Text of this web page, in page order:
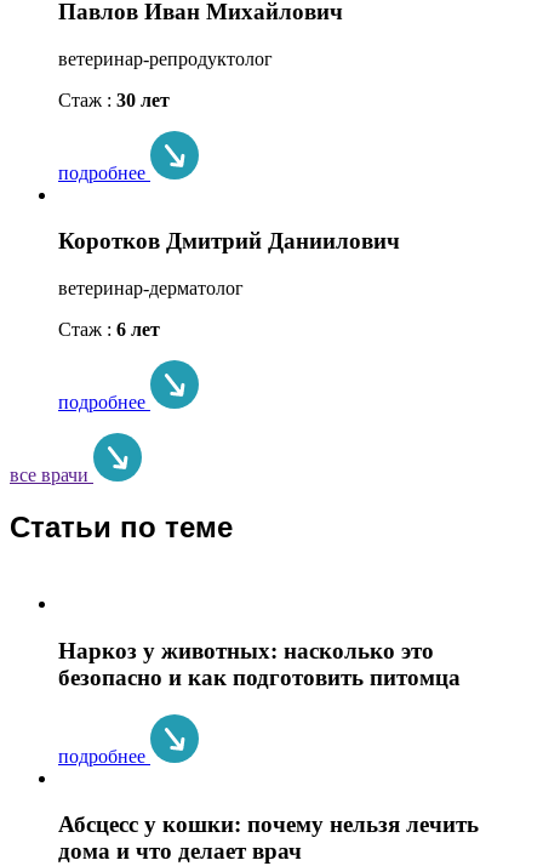
Павлов Иван Михайлович
ветеринар-репродуктолог
Стаж : 30 лет
подробнее
Коротков Дмитрий Даниилович
ветеринар-дерматолог
Стаж : 6 лет
подробнее
все врачи
Статьи по теме
Наркоз у животных: насколько это
безопасно и как подготовить питомца
подробнее
Абсцесс у кошки: почему нельзя лечить
дома и что делает врач